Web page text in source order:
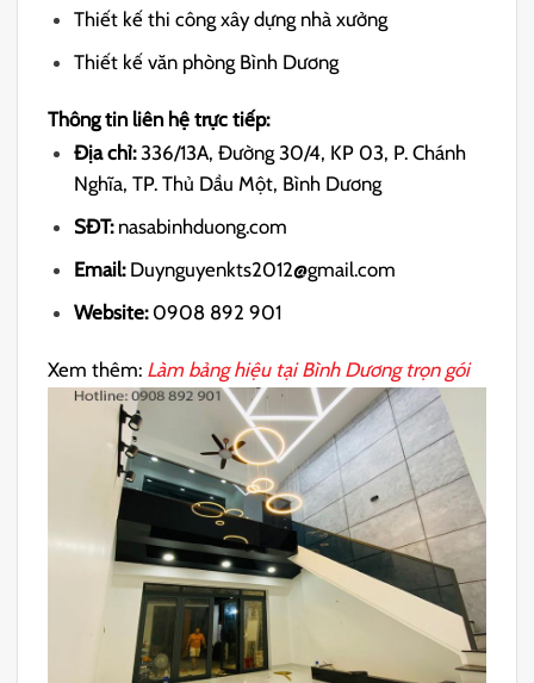
Thiết kế thi công xây dựng nhà xưởng
Thiết kế văn phòng Bình Dương
Thông tin liên hệ trực tiếp:
Địa chỉ:336/13A, Đường 30/4, KP 03, P. Chánh
Nghĩa, TP. Thủ Dầu Một, Bình Dương
SĐT: nasabinhduong.com
Email: Duynguyenkts2012@gmail.com
Website: 0908 892 901
Xem thêm: Làm bảng hiệu tại Bình Dươngtrọn gói